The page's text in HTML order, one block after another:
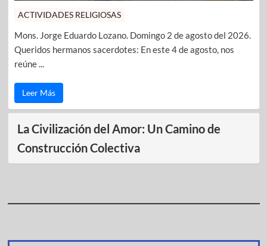
ACTIVIDADES RELIGIOSAS
Mons. Jorge Eduardo Lozano. Domingo 2 de agosto del 2026.
Queridos hermanos sacerdotes: En este 4 de agosto, nos
reúne ...
Leer Más
La Civilización del Amor: Un Camino de
Construcción Colectiva